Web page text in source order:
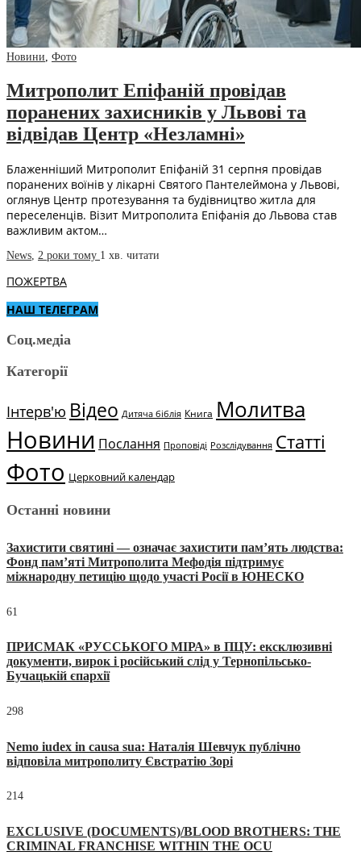
Новини, Фото
Митрополит Епіфаній провідав
поранених захисників у Львові та
відвідав Центр «Незламні»
Блаженніший Митрополит Епіфаній 31 серпня провідав
поранених воїнів у лікарні Святого Пантелеймона у Львові,
оглянув Центр протезування та будівництво житла для
переселенців. Візит Митрополита Епіфанія до Львова став
важливим актом…
News, 2 роки тому 1 хв. читати
ПОЖЕРТВА
НАШ ТЕЛЕГРАМ
Соц.медіа
Категорії
Інтерв'ю Відео Дитяча біблія Книга Молитва
Новини Послання Проповіді Розслідування Статті
Фото Церковний календар
Останні новини
Захистити святині — означає захистити пам’ять людства:
Фонд пам’яті Митрополита Мефодія підтримує
міжнародну петицію щодо участі Росії в ЮНЕСКО
61
ПРИСМАК «РУССЬКОГО МІРА» в ПЦУ: ексклюзивні
документи, вирок і російський слід у Тернопільсько-
Бучацькій єпархії
298
Nemo iudex in causa sua: Наталія Шевчук публічно
відповіла митрополиту Євстратію Зорі
214
EXCLUSIVE (DOCUMENTS)/BLOOD BROTHERS: THE
CRIMINAL FRANCHISE WITHIN THE OCU